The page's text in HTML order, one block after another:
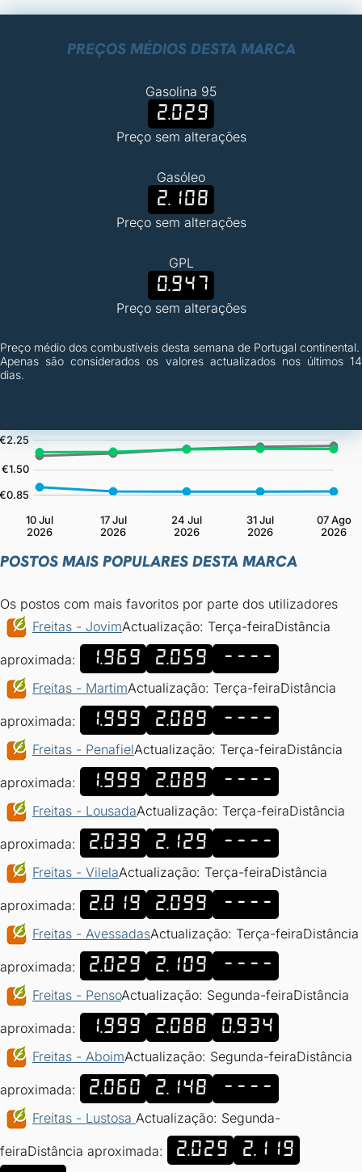
PREÇOS MÉDIOS DESTA MARCA
Gasolina 95
2.029
Preço sem alterações
Gasóleo
2.108
Preço sem alterações
GPL
0.947
Preço sem alterações
Preço médio dos combustíveis desta semana de Portugal continental.
Apenas são considerados os valores actualizados nos últimos 14
dias.
POSTOS MAIS POPULARES DESTA MARCA
Os postos com mais favoritos por parte dos utilizadores
Freitas - JovimActualização: Terça-feiraDistância
aproximada: 1.969 2.059 ----
Freitas - MartimActualização: Terça-feiraDistância
aproximada: 1.999 2.089 ----
Freitas - PenafielActualização: Terça-feiraDistância
aproximada: 1.999 2.089 ----
Freitas - LousadaActualização: Terça-feiraDistância
aproximada: 2.039 2.129 ----
Freitas - VilelaActualização: Terça-feiraDistância
aproximada: 2.019 2.099 ----
Freitas - AvessadasActualização: Terça-feiraDistância
aproximada: 2.029 2.109 ----
Freitas - PensoActualização: Segunda-feiraDistância
aproximada: 1.999 2.088 0.934
Freitas - AboimActualização: Segunda-feiraDistância
aproximada: 2.060 2.148 ----
Freitas - Lustosa Actualização: Segunda-
feiraDistância aproximada: 2.029
2.119